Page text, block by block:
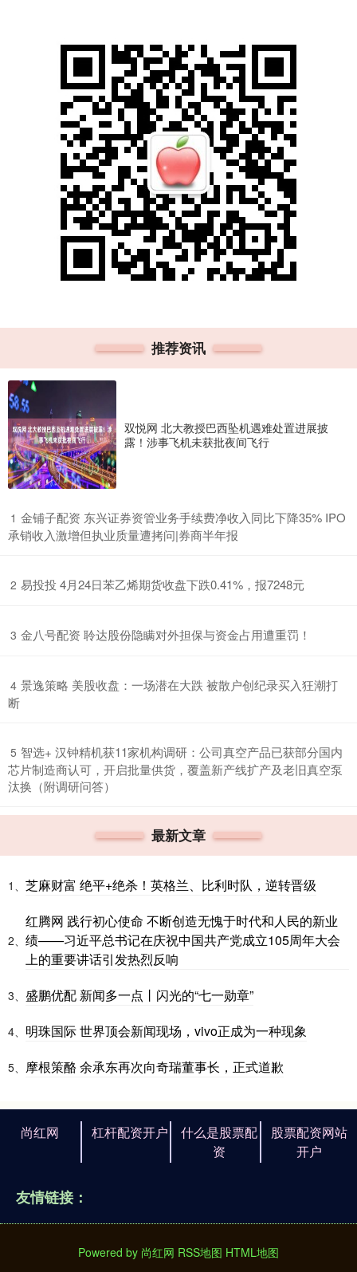
推荐资讯
双悦网 北大教授巴西坠机遇难处置进展披
露！涉事飞机未获批夜间飞行
1 ​金铺子配资 东兴证券资管业务手续费净收入同比下降35% IPO
承销收入激增但执业质量遭拷问|券商半年报
2 ​易投投 4月24日苯乙烯期货收盘下跌0.41%，报7248元
3 ​金八号配资 聆达股份隐瞒对外担保与资金占用遭重罚！
4 ​景逸策略 美股收盘：一场潜在大跌 被散户创纪录买入狂潮打
断
5 ​智选+ 汉钟精机获11家机构调研：公司真空产品已获部分国内
芯片制造商认可，开启批量供货，覆盖新产线扩产及老旧真空泵
汰换（附调研问答）
最新文章
1、 芝麻财富 绝平+绝杀！英格兰、比利时队，逆转晋级
2、
红腾网 践行初心使命 不断创造无愧于时代和人民的新业
绩——习近平总书记在庆祝中国共产党成立105周年大会
上的重要讲话引发热烈反响
3、 盛鹏优配 新闻多一点丨闪光的“七一勋章”
4、 明珠国际 世界顶会新闻现场，vivo正成为一种现象
5、 摩根策酪 余承东再次向奇瑞董事长，正式道歉
尚红网 杠杆配资开户
什么是股票配
资
股票配资网站
开户
友情链接：
Powered by 尚红网 RSS地图 HTML地图